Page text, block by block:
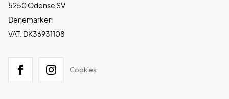
5250 Odense SV
Denemarken
VAT: DK36931108
Cookies